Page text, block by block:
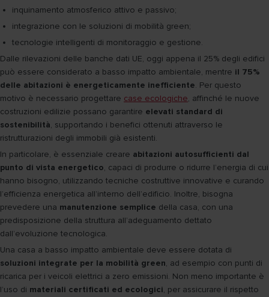
inquinamento atmosferico attivo e passivo;
integrazione con le soluzioni di mobilità green;
tecnologie intelligenti di monitoraggio e gestione.
Dalle rilevazioni delle banche dati UE, oggi appena il 25% degli edifici
può essere considerato a basso impatto ambientale, mentre il 75%
delle abitazioni è energeticamente inefficiente. Per questo
motivo è necessario progettare case ecologiche, affinché le nuove
costruzioni edilizie possano garantire elevati standard di
sostenibilità, supportando i benefici ottenuti attraverso le
ristrutturazioni degli immobili già esistenti.
In particolare, è essenziale creare abitazioni autosufficienti dal
punto di vista energetico, capaci di produrre o ridurre l’energia di cui
hanno bisogno, utilizzando tecniche costruttive innovative e curando
l’efficienza energetica all’interno dell’edificio. Inoltre, bisogna
prevedere una manutenzione semplice della casa, con una
predisposizione della struttura all’adeguamento dettato
dall’evoluzione tecnologica.
Una casa a basso impatto ambientale deve essere dotata di
soluzioni integrate per la mobilità green, ad esempio con punti di
ricarica per i veicoli elettrici a zero emissioni. Non meno importante è
l’uso di materiali certificati ed ecologici, per assicurare il rispetto